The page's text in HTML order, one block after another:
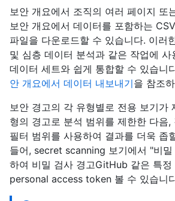
보안 개요에서 조직의 여러 페이지 또
보안 개요에서 데이터를 포함하는
파일을 다운로드할 수 있습니다. 이러
및 심층 데이터 분석과 같은 작업에
데이터 세트와 쉽게 통합할 수 있습니
안 개요에서 데이터 내보내기을 참조
보안 경고의 각 유형별로 전용 보기가
형의 경고로 분석 범위를 제한한 다음,
필터 범위를 사용하여 결과를 더욱 좁
들어, secret scanning 보기에서 "비
하여 비밀 검사 경고GitHub 같은 특정
personal access token 볼 수 있습니